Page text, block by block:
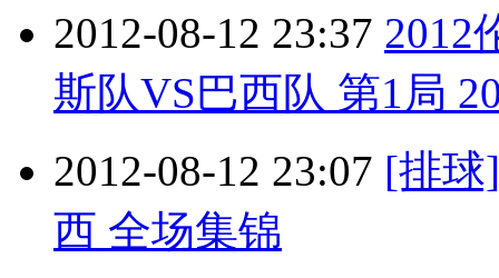
2012-08-12 23:37 2012
斯队VS巴西队 第1局
2012-08-12 23:07 [排球
西 全场集锦